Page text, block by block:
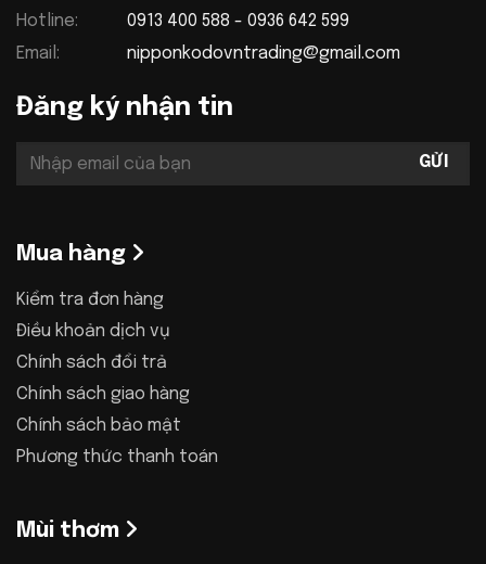
Hotline:
0913 400 588 - 0936 642 599
Email:
nipponkodovntrading@gmail.com
Đăng ký nhận tin
Mua hàng
Kiểm tra đơn hàng
Điều khoản dịch vụ
Chính sách đổi trả
Chính sách giao hàng
Chính sách bảo mật
Phương thức thanh toán
Mùi thơm